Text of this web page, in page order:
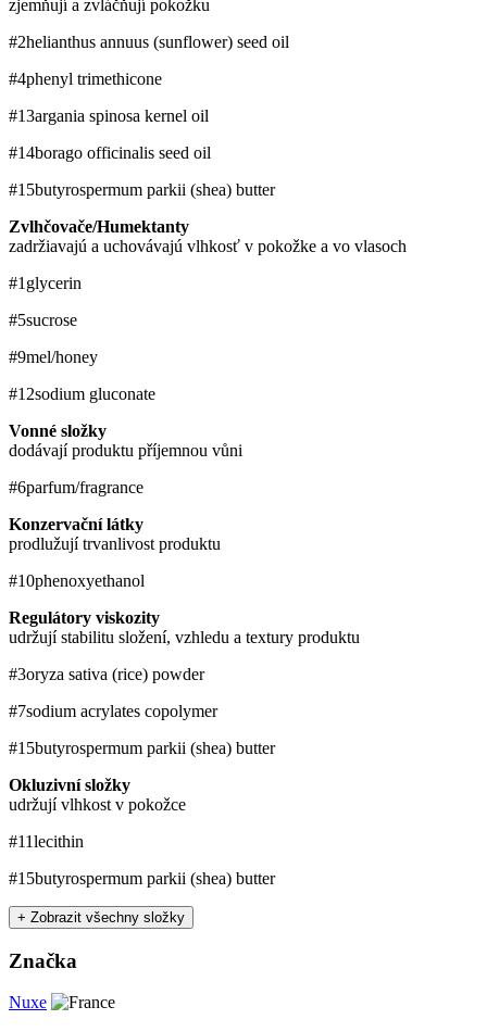
zjemňují a zvláčňují pokožku
#2helianthus annuus (sunflower) seed oil
#4phenyl trimethicone
#13argania spinosa kernel oil
#14borago officinalis seed oil
#15butyrospermum parkii (shea) butter
Zvlhčovače/Humektanty
zadržiavajú a uchovávajú vlhkosť v pokožke a vo vlasoch
#1 glycerin
#5sucrose
#9mel/honey
#12sodium gluconate
Vonné složky
dodávají produktu příjemnou vůni
#6parfum/fragrance
Konzervační látky
prodlužují trvanlivost produktu
#10phenoxyethanol
Regulátory viskozity
udržují stabilitu složení, vzhledu a textury produktu
#3oryza sativa (rice) powder
#7sodium acrylates copolymer
#15butyrospermum parkii (shea) butter
Okluzivní složky
udržují vlhkost v pokožce
#11lecithin
#15butyrospermum parkii (shea) butter
+ Zobrazit všechny složky
Značka
Nuxe